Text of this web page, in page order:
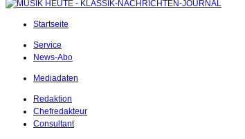
Startseite
Service
News-Abo
Mediadaten
Redaktion
Chefredakteur
Consultant